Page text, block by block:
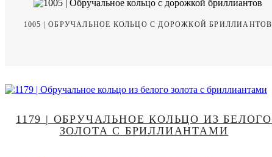
1005 | ОБРУЧАЛЬНОЕ КОЛЬЦО С ДОРОЖКОЙ БРИЛЛИАНТОВ
1179 | ОБРУЧАЛЬНОЕ КОЛЬЦО ИЗ БЕЛОГО
ЗОЛОТА С БРИЛЛИАНТАМИ